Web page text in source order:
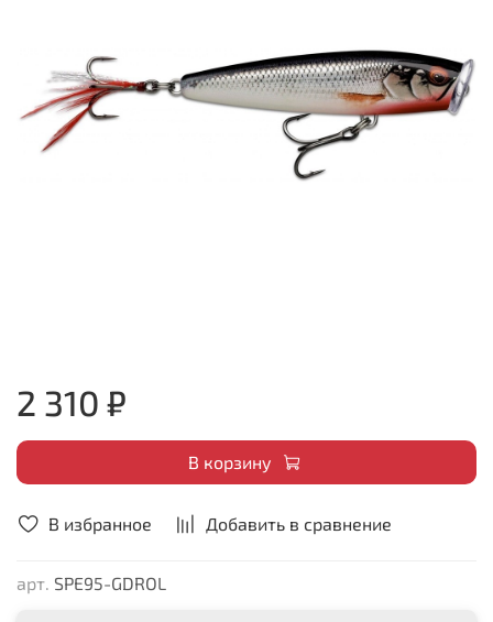
В избранное Добавить в сравнение
арт. SPE95-GDROL
2 310 ₽
В корзину